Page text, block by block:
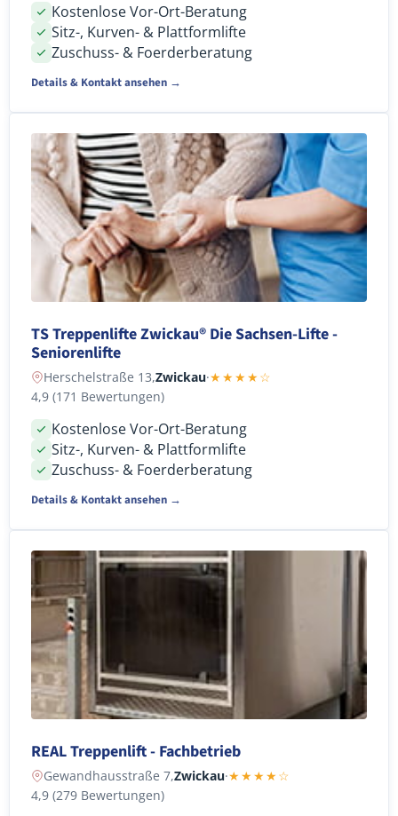
Kostenlose Vor-Ort-Beratung
Sitz-, Kurven- & Plattformlifte
Zuschuss- & Foerderberatung
Details & Kontakt ansehen →
TS Treppenlifte Zwickau® Die Sachsen-Lifte -
Seniorenlifte
Herschelstraße 13,Zwickau·★★★★☆
4,9 (171 Bewertungen)
Kostenlose Vor-Ort-Beratung
Sitz-, Kurven- & Plattformlifte
Zuschuss- & Foerderberatung
Details & Kontakt ansehen →
REAL Treppenlift - Fachbetrieb
Gewandhausstraße 7,Zwickau·★★★★☆
4,9 (279 Bewertungen)